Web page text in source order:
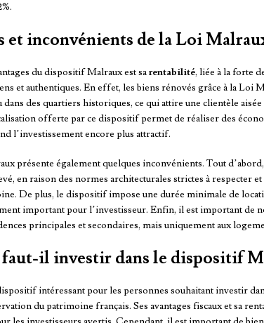
et inconvénients de la Loi
du dispositif Malraux est sarentabilité, liée à la forte
et authentiques. En effet, les biens rénovés grâce à la Loi
des quartiers historiques, ce qui attire une clientèle
offerte par ce dispositif permet de réaliser des
l’investissement encore plus attractif.
présente également quelques inconvénients. Tout
en raison des normes architecturales strictes à respecter
De plus, le dispositif impose une durée minimale de
important pour l’investisseur. Enfin, il est important de
principales et secondaires, mais uniquement aux
il investir dans le dispositif
intéressant pour les personnes souhaitant investir
du patrimoine français. Ses avantages fiscaux et sa